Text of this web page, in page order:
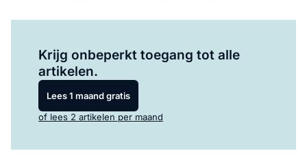
Krijg onbeperkt toegang tot alle
artikelen.
Lees 1 maand gratis
of lees 2 artikelen per maand